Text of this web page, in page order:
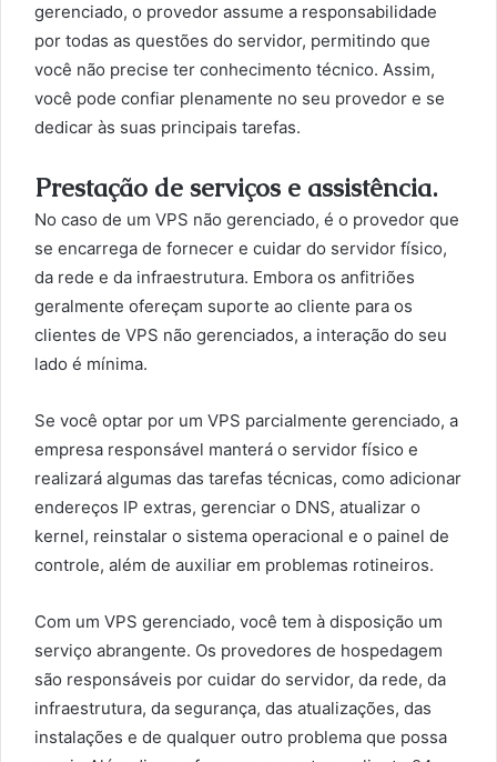
gerenciado, o provedor assume a responsabilidade
por todas as questões do servidor, permitindo que
você não precise ter conhecimento técnico. Assim,
você pode confiar plenamente no seu provedor e se
dedicar às suas principais tarefas.
Prestação de serviços e assistência.
No caso de um VPS não gerenciado, é o provedor que
se encarrega de fornecer e cuidar do servidor físico,
da rede e da infraestrutura. Embora os anfitriões
geralmente ofereçam suporte ao cliente para os
clientes de VPS não gerenciados, a interação do seu
lado é mínima.
Se você optar por um VPS parcialmente gerenciado, a
empresa responsável manterá o servidor físico e
realizará algumas das tarefas técnicas, como adicionar
endereços IP extras, gerenciar o DNS, atualizar o
kernel, reinstalar o sistema operacional e o painel de
controle, além de auxiliar em problemas rotineiros.
Com um VPS gerenciado, você tem à disposição um
serviço abrangente. Os provedores de hospedagem
são responsáveis por cuidar do servidor, da rede, da
infraestrutura, da segurança, das atualizações, das
instalações e de qualquer outro problema que possa